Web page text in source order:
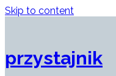
Skip to content
przystajnik